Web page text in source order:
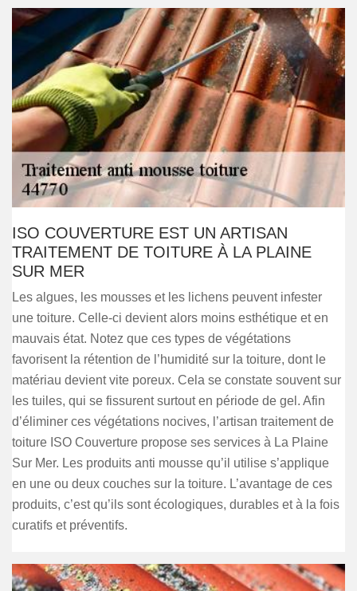
ISO COUVERTURE EST UN ARTISAN
TRAITEMENT DE TOITURE À LA PLAINE
SUR MER
Les algues, les mousses et les lichens peuvent infester
une toiture. Celle-ci devient alors moins esthétique et en
mauvais état. Notez que ces types de végétations
favorisent la rétention de l’humidité sur la toiture, dont le
matériau devient vite poreux. Cela se constate souvent sur
les tuiles, qui se fissurent surtout en période de gel. Afin
d’éliminer ces végétations nocives, l’artisan traitement de
toiture ISO Couverture propose ses services à La Plaine
Sur Mer. Les produits anti mousse qu’il utilise s’applique
en une ou deux couches sur la toiture. L’avantage de ces
produits, c’est qu’ils sont écologiques, durables et à la fois
curatifs et préventifs.